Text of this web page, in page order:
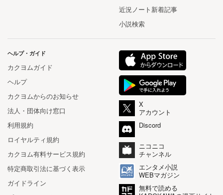
近況ノート新着記事
小説検索
ヘルプ・ガイド
カクヨムガイド
ヘルプ
カクヨムからのお知らせ
法人・団体向け窓口
利用規約
ロイヤルティ規約
カクヨム有料サービス規約
特定商取引法に基づく表示
ガイドライン
X
アカウント
Discord
ニコニコ
チャンネル
エンタメ小説
WEBマガジン
無料で読める